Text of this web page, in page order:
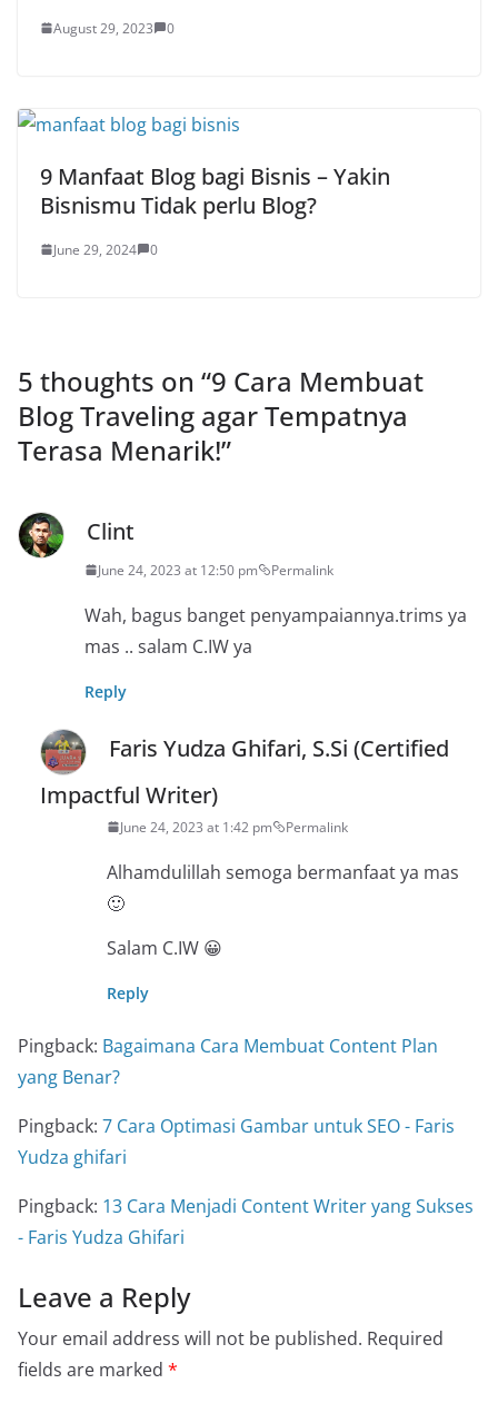
August 29, 2023 0
9 Manfaat Blog bagi Bisnis – Yakin
Bisnismu Tidak perlu Blog?
June 29, 2024 0
5 thoughts on “9 Cara Membuat
Blog Traveling agar Tempatnya
Terasa Menarik!”
Clint
June 24, 2023 at 12:50 pm Permalink
Wah, bagus banget penyampaiannya.trims ya
mas .. salam C.IW ya
Reply
Faris Yudza Ghifari, S.Si (Certified
Impactful Writer)
June 24, 2023 at 1:42 pm Permalink
Alhamdulillah semoga bermanfaat ya mas
🙂
Salam C.IW 😀
Reply
Pingback: Bagaimana Cara Membuat Content Plan
yang Benar?
Pingback: 7 Cara Optimasi Gambar untuk SEO - Faris
Yudza ghifari
Pingback: 13 Cara Menjadi Content Writer yang Sukses
- Faris Yudza Ghifari
Leave a Reply
Your email address will not be published. Required
fields are marked *